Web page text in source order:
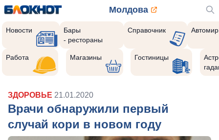
Молдова
Новости
Бары
- рестораны
Справочник Автомир
Работа Магазины Гостиницы
ЗДОРОВЬЕ 21.01.2020
Врачи обнаружили первый
случай кори в новом году